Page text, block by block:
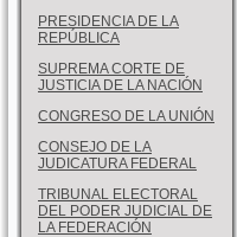
PRESIDENCIA DE LA
REPÚBLICA
SUPREMA CORTE DE
JUSTICIA DE LA NACIÓN
CONGRESO DE LA UNIÓN
CONSEJO DE LA
JUDICATURA FEDERAL
TRIBUNAL ELECTORAL
DEL PODER JUDICIAL DE
LA FEDERACIÓN